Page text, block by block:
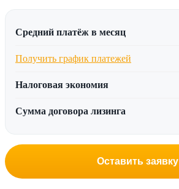
Средний платёж в месяц
Получить график платежей
Налоговая экономия
Сумма договора лизинга
Оставить заявку